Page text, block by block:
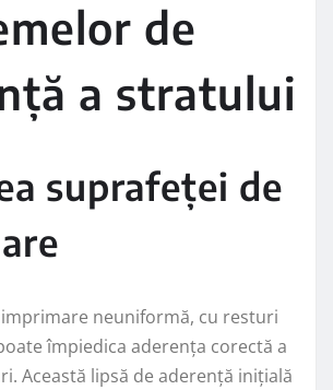
de
a stratului
suprafeței de
neuniformă, cu resturi
împiedica aderența corectă a
Această lipsă de aderență inițială